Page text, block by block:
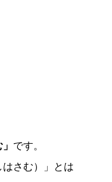
です。
はさむ）」とは